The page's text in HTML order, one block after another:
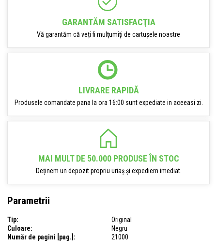
GARANTĂM SATISFACŢIA
Vă garantăm că veți fi mulțumiți de cartușele noastre
LIVRARE RAPIDĂ
Produsele comandate pana la ora 16:00 sunt expediate in aceeasi zi.
MAI MULT DE 50.000 PRODUSE ÎN STOC
Deținem un depozit propriu uriaș și expediem imediat.
Parametrii
Tip:
Original
Culoare:
Negru
Număr de pagini [pag.]:
21000